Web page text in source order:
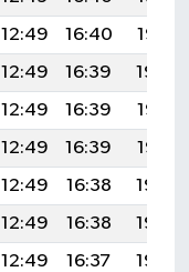
12:49 16:40
19:55
12:49 16:39
19:54
12:49 16:39
19:53
12:49 16:39
19:52
12:49 16:38
19:50
12:49 16:38
19:49
12:49 16:37
19:48